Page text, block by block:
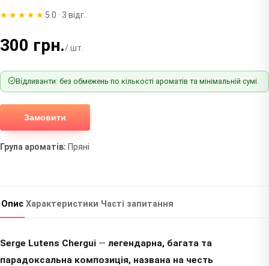
★★★★★ 5.0 · 3 відг.
300 грн./ шт.
Відливанти: без обмежень по кількості ароматів та мінімальній сумі.
Замовити
Група ароматів: Пряні
Опис Характеристики Часті запитання
Serge Lutens Chergui — легендарна, багата та
парадоксальна композиція, названа на честь